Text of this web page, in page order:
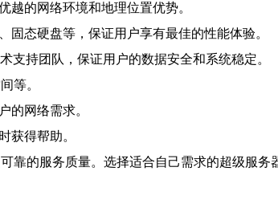
的网络环境和地理位置优势。
态硬盘等，保证用户享有最佳的性能体验。
持团队，保证用户的数据安全和系统稳定。
等。
的网络需求。
获得帮助。
的服务质量。选择适合自己需求的超级服务